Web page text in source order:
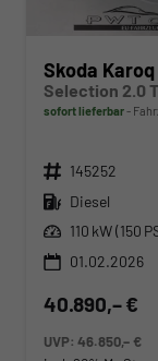
Skoda Karoq
sofort lieferbar
Fahrzeugnr. 145252
Kraftstoff Diesel
Leistung 110 kW (150
01.02.2026
40.890,– €
UVP:46.850,– €